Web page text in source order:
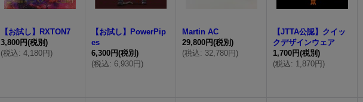
【お試し】RXTON7
3,800円(税別)
(税込: 4,180円)
【お試し】PowerPip
es
6,300円(税別)
(税込: 6,930円)
Martin AC
29,800円(税別)
(税込: 32,780円)
【JTTA公認】クイッ
クデザインウェア
1,700円(税別)
(税込: 1,870円)